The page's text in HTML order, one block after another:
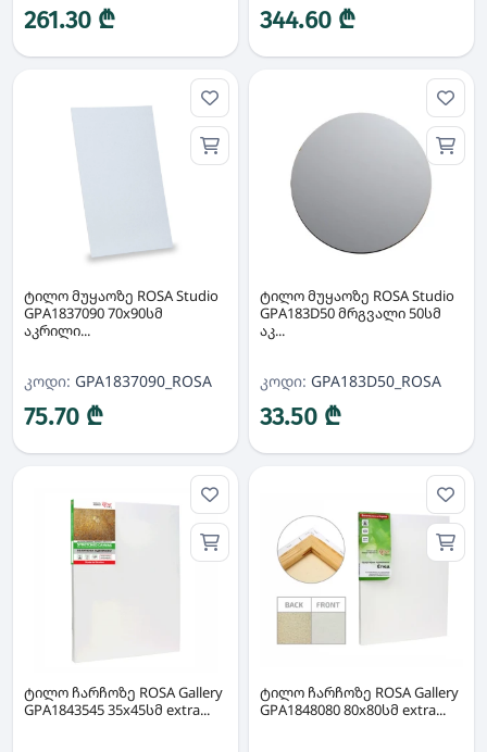
261.30 ₾ 344.60 ₾
ტილო მუყაოზე ROSA Studio
GPA1837090 70x90სმ
აკრილი...
კოდი: GPA1837090_ROSA
75.70 ₾
ტილო მუყაოზე ROSA Studio
GPA183D50 მრგვალი 50სმ
აკ...
კოდი: GPA183D50_ROSA
33.50 ₾
ტილო ჩარჩოზე ROSA Gallery
GPA1843545 35x45სმ extra...
ტილო ჩარჩოზე ROSA Gallery
GPA1848080 80x80სმ extra...